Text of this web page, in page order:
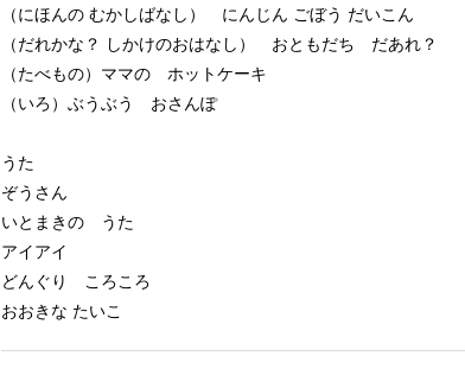
（にほんの むかしばなし） にんじん ごぼう だいこん
（だれかな？ しかけのおはなし） おともだち だあれ？
（たべもの）ママの ホットケーキ
（いろ）ぶうぶう おさんぽ
うた
ぞうさん
いとまきの うた
アイアイ
どんぐり ころころ
おおきな たいこ